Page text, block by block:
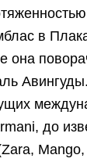
в
она
до